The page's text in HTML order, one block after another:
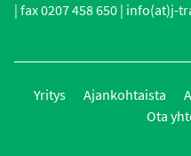
| fax 0207 458 650 | info(at)j-
Yritys Ajankohtaista
Ota